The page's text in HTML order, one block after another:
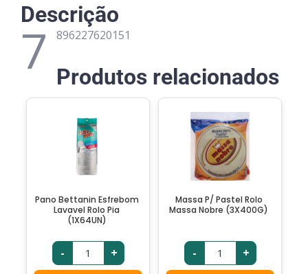
Descrição
7 896227620151
Produtos relacionados
Pano Bettanin Esfrebom
Lavavel Rolo Pia
(1X64UN)
- +
Massa P/ Pastel Rolo
Massa Nobre (3X400G)
- +